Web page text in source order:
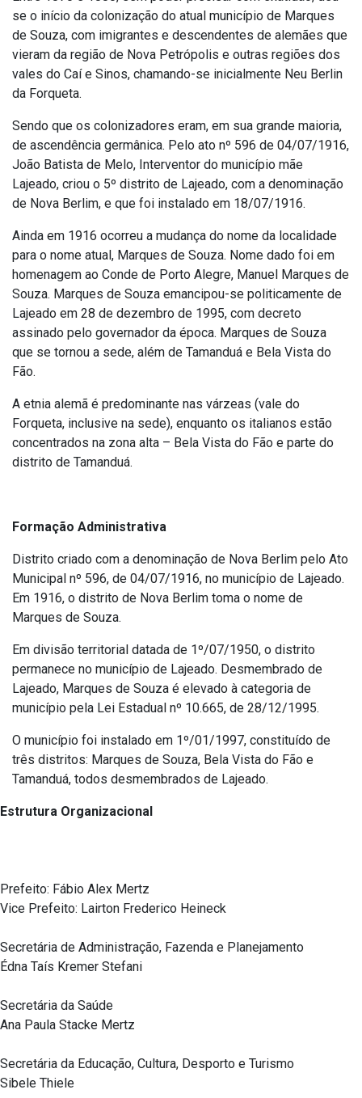
se o início da colonização do atual município de Marques
de Souza, com imigrantes e descendentes de alemães que
vieram da região de Nova Petrópolis e outras regiões dos
vales do Caí e Sinos, chamando-se inicialmente Neu Berlin
da Forqueta.
Sendo que os colonizadores eram, em sua grande maioria,
de ascendência germânica. Pelo ato nº 596 de 04/07/1916,
João Batista de Melo, Interventor do município mãe
Lajeado, criou o 5º distrito de Lajeado, com a denominação
de Nova Berlim, e que foi instalado em 18/07/1916.
Ainda em 1916 ocorreu a mudança do nome da localidade
para o nome atual, Marques de Souza. Nome dado foi em
homenagem ao Conde de Porto Alegre, Manuel Marques de
Souza. Marques de Souza emancipou-se politicamente de
Lajeado em 28 de dezembro de 1995, com decreto
assinado pelo governador da época. Marques de Souza
que se tornou a sede, além de Tamanduá e Bela Vista do
Fão.
A etnia alemã é predominante nas várzeas (vale do
Forqueta, inclusive na sede), enquanto os italianos estão
concentrados na zona alta – Bela Vista do Fão e parte do
distrito de Tamanduá.
Formação Administrativa
Distrito criado com a denominação de Nova Berlim pelo Ato
Municipal nº 596, de 04/07/1916, no município de Lajeado.
Em 1916, o distrito de Nova Berlim toma o nome de
Marques de Souza.
Em divisão territorial datada de 1º/07/1950, o distrito
permanece no município de Lajeado. Desmembrado de
Lajeado, Marques de Souza é elevado à categoria de
município pela Lei Estadual nº 10.665, de 28/12/1995.
O município foi instalado em 1º/01/1997, constituído de
três distritos: Marques de Souza, Bela Vista do Fão e
Tamanduá, todos desmembrados de Lajeado.
Estrutura Organizacional
Prefeito: Fábio Alex Mertz
Vice Prefeito: Lairton Frederico Heineck
Secretária de Administração, Fazenda e Planejamento
Édna Taís Kremer Stefani
Secretária da Saúde
Ana Paula Stacke Mertz
Secretária da Educação, Cultura, Desporto e Turismo
Sibele Thiele